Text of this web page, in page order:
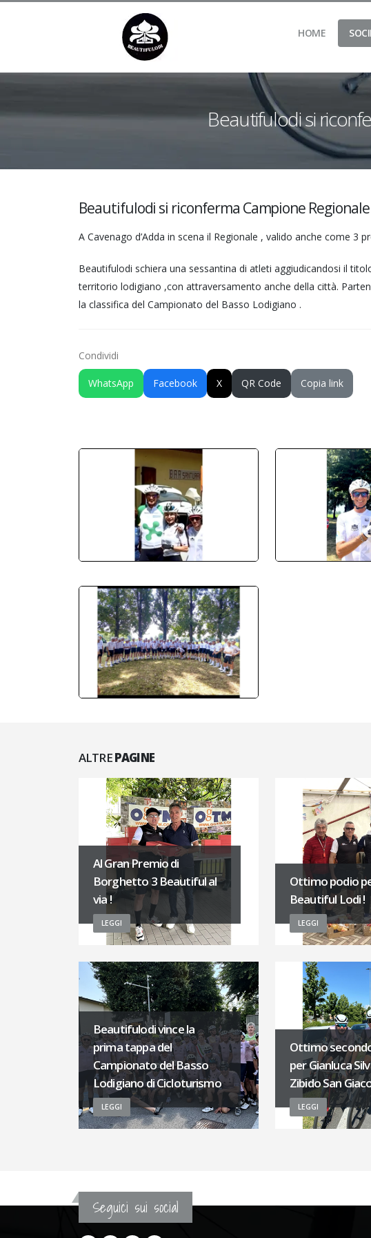
HOME
Beautifulodi si
Beautifulodi si riconferma Campione
A Cavenago d’Adda in scena il Regionale , valido anche come 3
Beautifulodi schiera una sessantina di atleti aggiudicandosi il
territorio lodigiano ,con attraversamento anche della città.
la classifica del Campionato del Basso Lodigiano .
Condividi
WhatsApp Facebook X QR Code Copia link
ALTREPAGINE
Al Gran Premio di
Borghetto 3 Beautiful al
via !
LEGGI
Ottimo podio
Beautiful Lodi !
LEGGI
Beautifulodi vince la
prima tappa del
Campionato del Basso
Lodigiano di Cicloturismo
LEGGI
Ottimo
per Gianluca
Zibido San
LEGGI
Seguici sui social